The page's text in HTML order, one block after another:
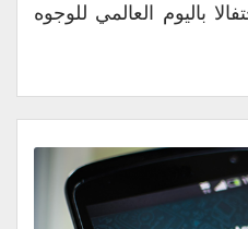
باليوم العالمي للوجوه